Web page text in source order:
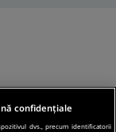
confidențiale
dvs., precum identificatorii